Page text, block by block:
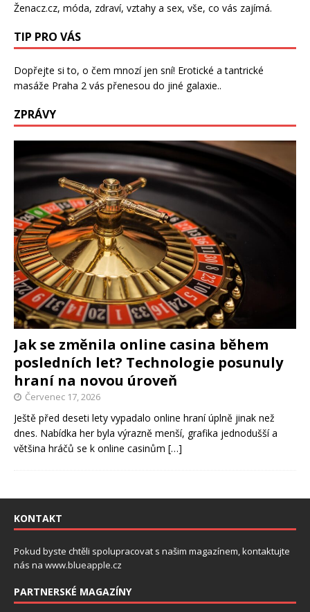
Ženacz.cz, móda, zdraví, vztahy a sex, vše, co vás zajímá.
TIP PRO VÁS
Dopřejte si to, o čem mnozí jen sní! Erotické a tantrické
masáže Praha 2 vás přenesou do jiné galaxie..
ZPRÁVY
Jak se změnila online casina během
posledních let? Technologie posunuly
hraní na novou úroveň
Červenec 17, 2026
Ještě před deseti lety vypadalo online hraní úplně jinak než
dnes. Nabídka her byla výrazně menší, grafika jednodušší a
většina hráčů se k online casinům […]
KONTAKT
Pokud byste chtěli spolupracovat s našim magazínem, kontaktujte
nás na www.blueapple.cz
PARTNERSKÉ MAGAZÍNY